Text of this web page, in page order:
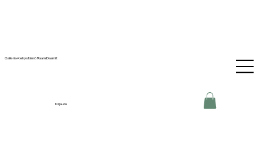
Galleria-Kehystämö RaamiDaamit
Kirjaudu